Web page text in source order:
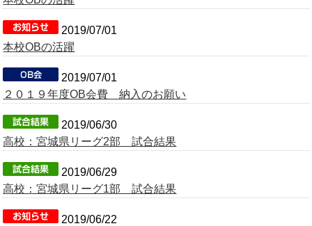
2019/07/01
本校OBの活躍
2019/07/01
２０１９年度OB会費 納入のお願い
2019/06/30
高校：宮城県リーグ2部 試合結果
2019/06/29
高校：宮城県リーグ1部 試合結果
2019/06/22